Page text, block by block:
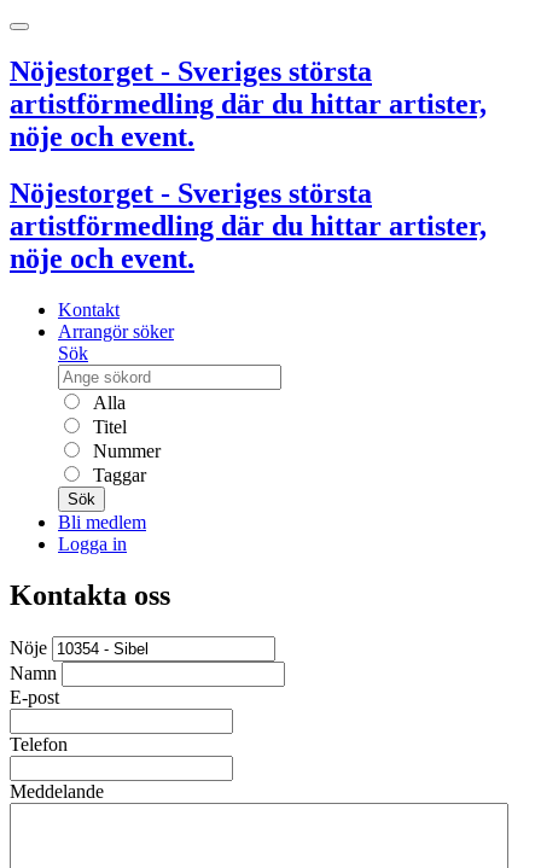
Nöjestorget - Sveriges största
artistförmedling där du hittar artister,
nöje och event.
Nöjestorget - Sveriges största
artistförmedling där du hittar artister,
nöje och event.
Kontakt
Arrangör söker
Sök
Alla
Titel
Nummer
Taggar
Sök
Bli medlem
Logga in
Kontakta oss
Nöje
Namn
E-post
Telefon
Meddelande